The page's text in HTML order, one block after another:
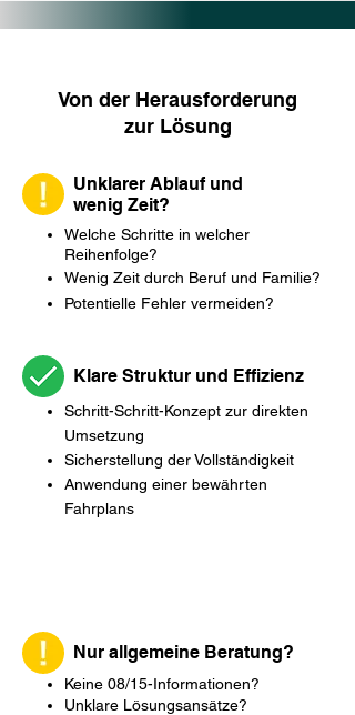
Von der Herausforderung
zur Lösung
Unklarer Ablauf und
wenig Zeit?
Welche Schritte in welcher
Reihenfolge?
Wenig Zeit durch Beruf und Familie?
Potentielle Fehler vermeiden?
Klare Struktur und Effizienz
Schritt-Schritt-Konzept zur direkten
Umsetzung
Sicherstellung der Vollständigkeit
Anwendung einer bewährten
Fahrplans
Nur allgemeine Beratung?
Keine 08/15-Informationen?
Unklare Lösungsansätze?